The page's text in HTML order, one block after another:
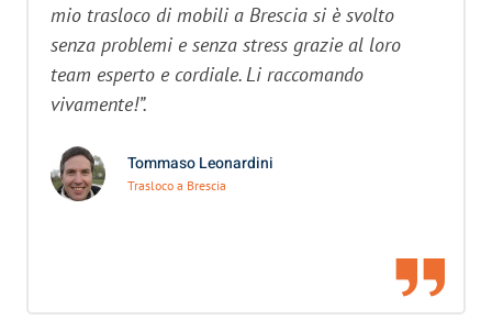
mio trasloco di mobili a Brescia si è svolto
senza problemi e senza stress grazie al loro
team esperto e cordiale. Li raccomando
vivamente!”.
Tommaso Leonardini
Trasloco a Brescia